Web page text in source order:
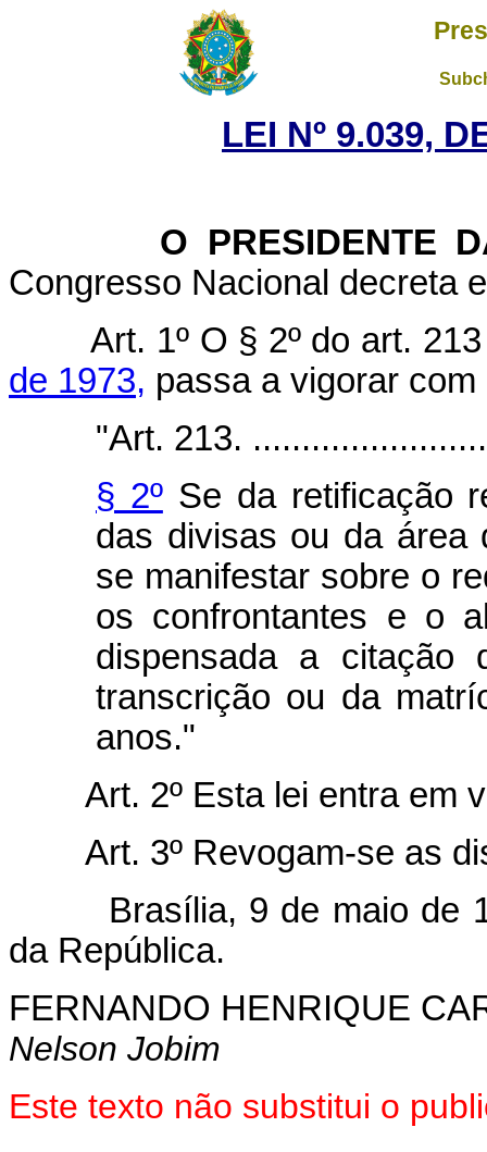
LEI Nº 9.039,
O PRESIDENTE DA
Congresso Nacional decreta
Art. 1º O § 2º do art.
de 1973, passa a vigorar
"Art. 213.
§ 2ºSe da retificação
das divisas ou da área
se manifestar sobre o
os confrontantes e o
dispensada a
transcrição ou da
anos."
Art. 2º Esta lei entra em
Art. 3º Revogam-se as
Brasília, 9 de maio de
da República.
FERNANDO HENRIQUE
Nelson Jobim
Este texto não substitui o